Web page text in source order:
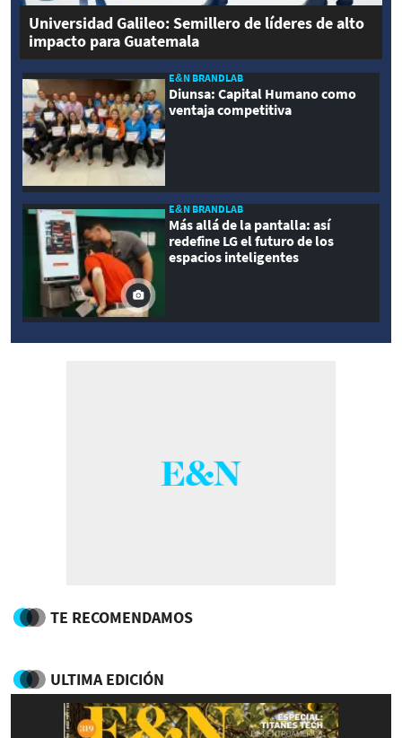
Universidad Galileo: Semillero de líderes de alto
impacto para Guatemala
E&N BRANDLAB
Diunsa: Capital Humano como
ventaja competitiva
E&N BRANDLAB
Más allá de la pantalla: así
redefine LG el futuro de los
espacios inteligentes
TE RECOMENDAMOS
ULTIMA EDICIÓN